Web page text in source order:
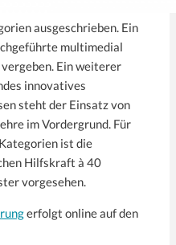
ausgeschrieben. Ein
multimedial
Ein weiterer
innovatives
steht der Einsatz von
im Vordergrund. Für
ist die
Hilfskraft à 40
vorgesehen.
erfolgt online auf den